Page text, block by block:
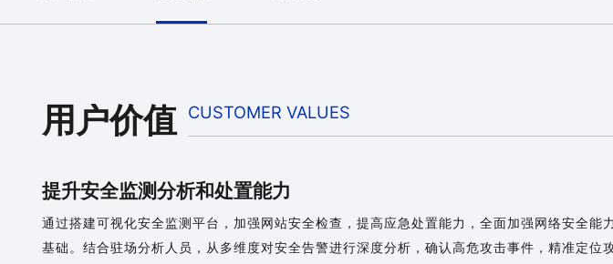
用户价值 CUSTOMER VALUES
提升安全监测分析和处置能力
通过搭建可视化安全监测平台，加强网站安全检查，提高应急处置能力，全面加强网络安全能
基础。结合驻场分析人员，从多维度对安全告警进行深度分析，确认高危攻击事件，精准定位